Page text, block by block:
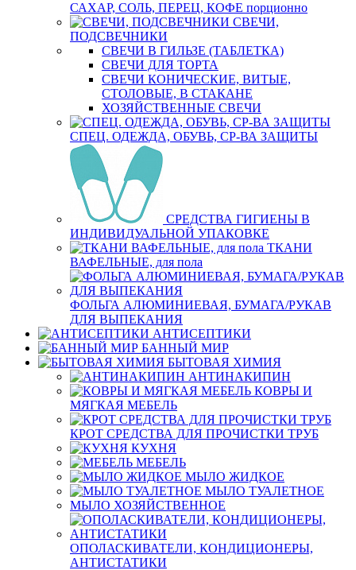
САХАР, СОЛЬ, ПЕРЕЦ, КОФЕ порционно
СВЕЧИ,
ПОДСВЕЧНИКИ
СВЕЧИ В ГИЛЬЗЕ (ТАБЛЕТКА)
СВЕЧИ ДЛЯ ТОРТА
СВЕЧИ КОНИЧЕСКИЕ, ВИТЫЕ,
СТОЛОВЫЕ, В СТАКАНЕ
ХОЗЯЙСТВЕННЫЕ СВЕЧИ
СПЕЦ. ОДЕЖДА, ОБУВЬ, СР-ВА ЗАЩИТЫ
СРЕДСТВА ГИГИЕНЫ В
ИНДИВИДУАЛЬНОЙ УПАКОВКЕ
ТКАНИ
ВАФЕЛЬНЫЕ, для пола
ФОЛЬГА АЛЮМИНИЕВАЯ, БУМАГА/РУКАВ
ДЛЯ ВЫПЕКАНИЯ
АНТИСЕПТИКИ
БАННЫЙ МИР
БЫТОВАЯ ХИМИЯ
АНТИНАКИПИН
КОВРЫ И
МЯГКАЯ МЕБЕЛЬ
КРОТ СРЕДСТВА ДЛЯ ПРОЧИСТКИ ТРУБ
КУХНЯ
МЕБЕЛЬ
МЫЛО ЖИДКОЕ
МЫЛО ТУАЛЕТНОЕ
МЫЛО ХОЗЯЙСТВЕННОЕ
ОПОЛАСКИВАТЕЛИ, КОНДИЦИОНЕРЫ,
АНТИСТАТИКИ